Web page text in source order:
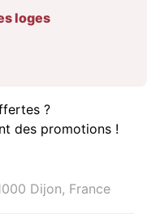
loges
?
des promotions !
Dijon, France